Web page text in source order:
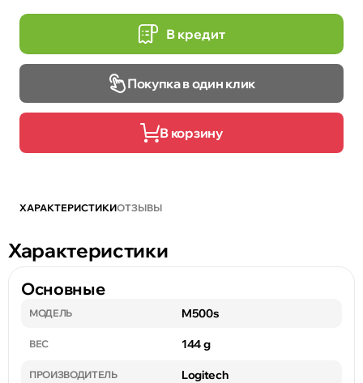
В кредит
Покупка в один клик
В корзину
ХАРАКТЕРИСТИКИОТЗЫВЫ
Характеристики
Основные
МОДЕЛЬ M500s
ВЕС 144 g
ПРОИЗВОДИТЕЛЬ Logitech